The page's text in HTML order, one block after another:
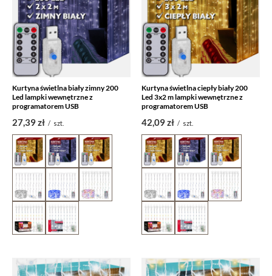
Kurtyna świetlna biały zimny 200
Led lampki wewnętrzne z
programatorem USB
27,39 zł / szt.
Kurtyna świetlna ciepły biały 200
Led 3x2 m lampki wewnętrzne z
programatorem USB
42,09 zł / szt.